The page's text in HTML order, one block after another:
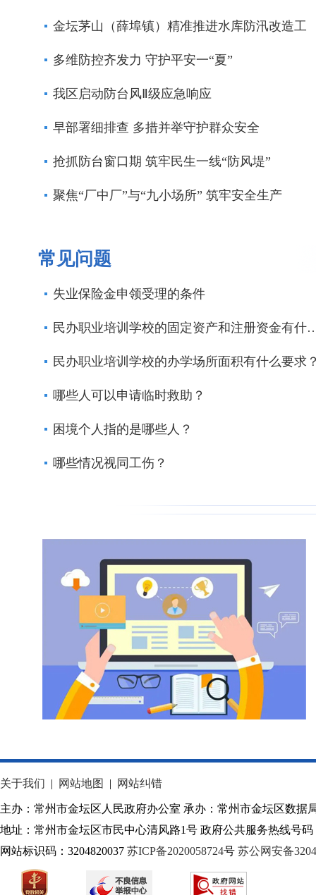
金坛茅山（薛埠镇）精准推进水库防汛改造工
多维防控齐发力 守护平安一“夏”
我区启动防台风Ⅱ级应急响应
早部署细排查 多措并举守护群众安全
抢抓防台窗口期 筑牢民生一线“防风堤”
聚焦“厂中厂”与“九小场所” 筑牢安全生产
常见问题
失业保险金申领受理的条件
民办职业培训学校的固定
民办职业培训学校的办学场所面积有什么要求
哪些人可以申请临时救助？
困境个人指的是哪些人？
哪些情况视同工伤？
关于我们 | 网站地图 | 网站纠错
主办：常州市金坛区人民政府办公室 承办：常州市金坛区数据
地址：常州市金坛区市民中心清风路1号 政府公共服务热线号码
网站标识码：3204820037 苏ICP备2020058724号 苏公网安备